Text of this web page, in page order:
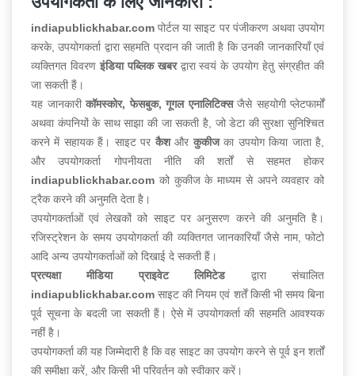
indiapublickhabar.com पोर्टल या साइट पर पंजीकरण अथवा उपयोग
करके, उपयोगकर्ता द्वारा सहमति प्रदान की जाती है कि उनकी जानकारियाँ एवं
व्यक्तिगत विवरण इंडिया पब्लिक खबरद्वारा स्वयं के उपयोग हेतु संग्रहीत की
जा सकती हैं।
यह जानकारी कॉमस्कोर, फेसबुक, गूगल एनालिटिक्सजैसे सहयोगी प्लेटफार्मों
अथवा कंपनियों के साथ साझा की जा सकती है, जो डेटा की सुरक्षा सुनिश्चित
करने में सहायक हैं। साइट पर कैशऔर कुकीजका उपयोग किया जाता है,
और उपयोगकर्ता गोपनीयता नीति की शर्तों से सहमत होकर
indiapublickhabar.com को कुकीज के माध्यम से अपने व्यवहार को
ट्रैक करने की अनुमति देता है।
उपयोगकर्ताओं एवं लेखकों को साइट पर अनुसरण करने की अनुमति है।
रजिस्ट्रेशन के समय उपयोगकर्ता की व्यक्तिगत जानकारियाँ जैसे नाम, फोटो
आदि अन्य उपयोगकर्ताओं को दिखाई दे सकती हैं।
प्रत्यक्षा मीडिया प्राइवेट लिमिटेडद्वारा संचालित
indiapublickhabar.com साइट की नियम एवं शर्तें किसी भी समय बिना
पूर्व सूचना के बदली जा सकती हैं। ऐसे में उपयोगकर्ता की सहमति आवश्यक
नहीं है।
उपयोगकर्ता की यह जिम्मेदारी है कि वह साइट का उपयोग करने से पूर्व इन शर्तों
की समीक्षा करें, और किसी भी परिवर्तन को स्वीकार करें।